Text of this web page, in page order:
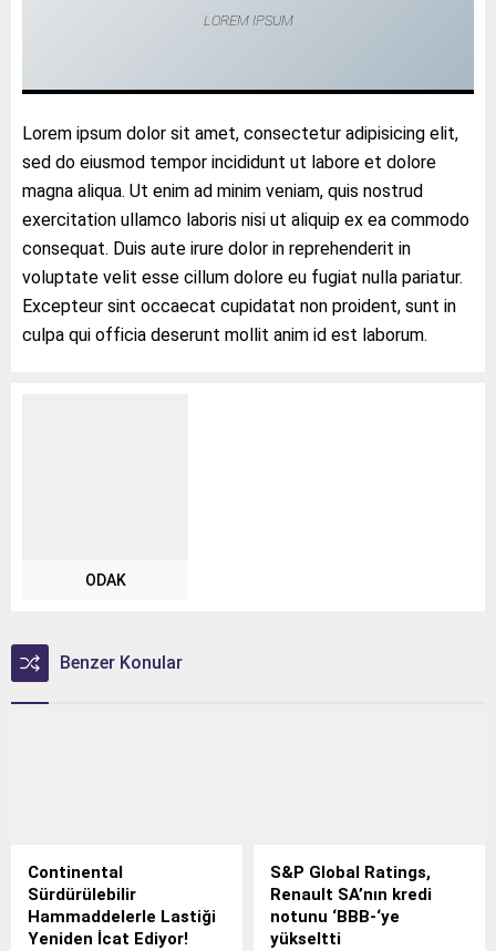
LOREM IPSUM
Lorem ipsum dolor sit amet, consectetur adipisicing elit,
sed do eiusmod tempor incididunt ut labore et dolore
magna aliqua. Ut enim ad minim veniam, quis nostrud
exercitation ullamco laboris nisi ut aliquip ex ea commodo
consequat. Duis aute irure dolor in reprehenderit in
voluptate velit esse cillum dolore eu fugiat nulla pariatur.
Excepteur sint occaecat cupidatat non proident, sunt in
culpa qui officia deserunt mollit anim id est laborum.
ODAK
Benzer Konular
Continental
Sürdürülebilir
Hammaddelerle Lastiği
Yeniden İcat Ediyor!
S&P Global Ratings,
Renault SA’nın kredi
notunu ‘BBB-‘ye
yükseltti